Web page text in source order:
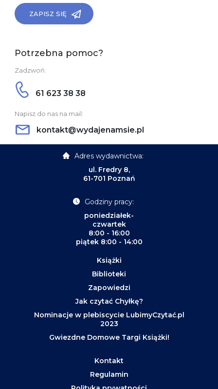
ZAPISZ SIĘ
Potrzebna pomoc?
Zadzwoń:
61 623 38 38
Napisz do nas na mail:
kontakt@wydajenamsie.pl
Adres wydawnictwa:
ul. Fredry 8,
61-701 Poznań
Godziny pracy:
poniedziałek-
czwartek
8:00 - 16:00
piątek 8:00 - 14:00
Książki
Biblioteki
Zapowiedzi
Jak czytać Chyłkę?
Nominacje w plebiscycie LubimyCzytać.pl
2023
Gwiezdne Domowe Targi Książki!
Kontakt
Regulamin